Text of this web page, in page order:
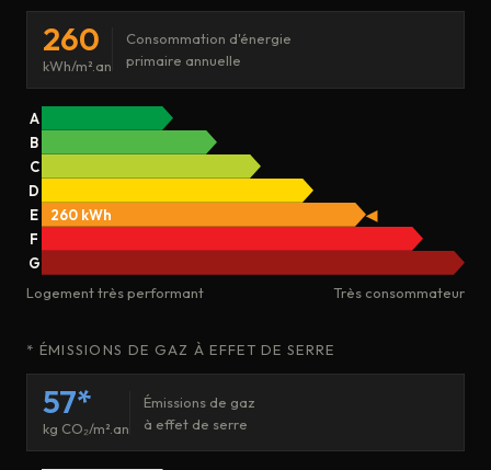
260
kWh/m².an
Consommation d'énergie
primaire annuelle
A
B
C
D
E
260 kWh
◀
F
G
Logement très performant
Très consommateur
* ÉMISSIONS DE GAZ À EFFET DE SERRE
57*
kg CO₂/m².an
Émissions de gaz
à effet de serre